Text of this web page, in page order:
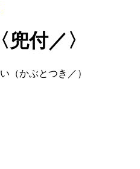
付／〉
（かぶとつき／）